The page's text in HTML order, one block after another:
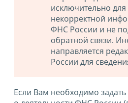
исключительно
некорректной
ФНС России и не
обратной связи.
направляется
России для
Если Вам необходимо